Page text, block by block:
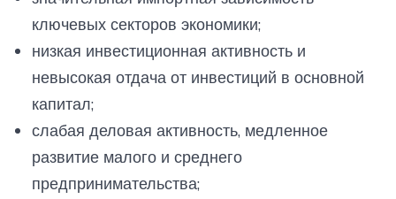
ключевых секторов экономики;
низкая инвестиционная активность и
невысокая отдача от инвестиций в основной
капитал;
слабая деловая активность, медленное
развитие малого и среднего
предпринимательства;